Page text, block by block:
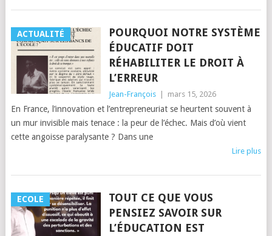
ACTUALITÉ
POURQUOI NOTRE SYSTÈME
ÉDUCATIF DOIT
RÉHABILITER LE DROIT À
L’ERREUR
Jean-François mars 15, 2026
En France, l’innovation et l’entrepreneuriat se heurtent souvent à
un mur invisible mais tenace : la peur de l’échec. Mais d’où vient
cette angoisse paralysante ? Dans une
Lire plus
ECOLE
TOUT CE QUE VOUS
PENSIEZ SAVOIR SUR
L’ÉDUCATION EST